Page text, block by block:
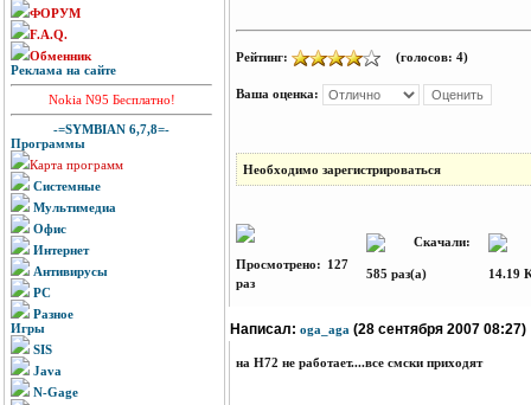
ФОРУМ
F.A.Q.
Обменник
Реклама на сайте
Nokia N95 Бесплатно!
-=SYMBIAN 6,7,8=-
Программы
Карта программ
Системные
Мультимедиа
Офис
Интернет
Антивирусы
PC
Разное
Игры
SIS
Java
N-Gage
Рейтинг: (голосов: 4)
Ваша оценка:
Необходимо зарегистрироваться
Просмотрено: 127
раз
Скачали:
585 раз(а) 14.19
Написал: oga_aga (28 сентября 2007 08:27)
на Н72 не работает....все смски приходят